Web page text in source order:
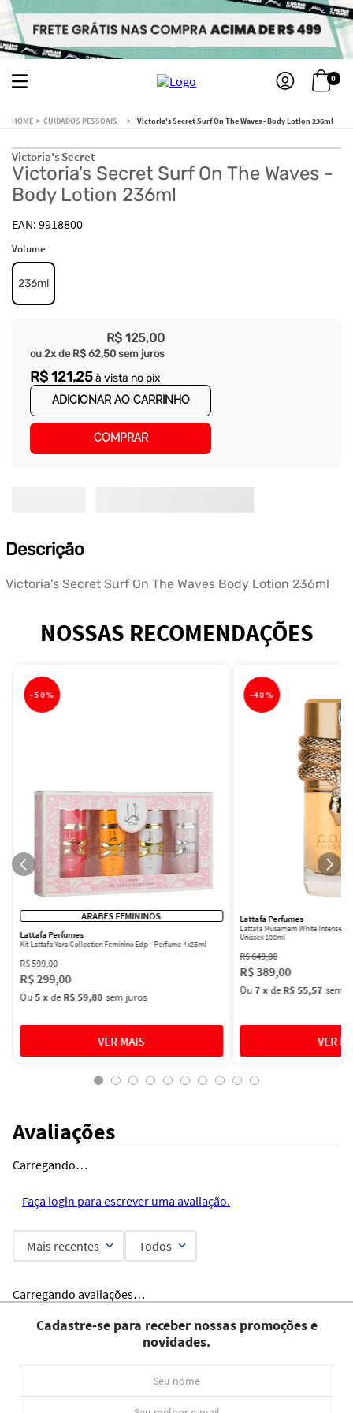
0
CUIDADOS PESSOAIS Victoria's Secret Surf On The Waves - Body Lotion 236ml
Victoria's Secret
Victoria's Secret Surf On The Waves -
Body Lotion 236ml
9918800
Volume
236ml
R$ 125,00
ou 2x de R$ 62,50 sem juros
R$121,25à vista no pix
ADICIONAR AO CARRINHO
COMPRAR
Descrição
Victoria's Secret Surf On The Waves Body Lotion 236ml
NOSSAS RECOMENDAÇÕES
-50%
ÁRABES FEMININOS
Lattafa Perfumes
Kit Lattafa Yara Collection Feminino Edp - Perfume 4x25ml
R$599,00
R$299,00
Ou5 xdeR$ 59,80 sem juros
-40%
Lattafa Perfumes
Lattafa Musamam White Intense
Unissex 100ml
R$649,00
R$389,00
Ou7xdeR$ 55,57 sem
Avaliações
Carregando…
Faça login para escrever uma avaliação.
Mais recentes Todos
Carregando avaliações…
Cadastre-se para receber nossas promoções e
novidades.